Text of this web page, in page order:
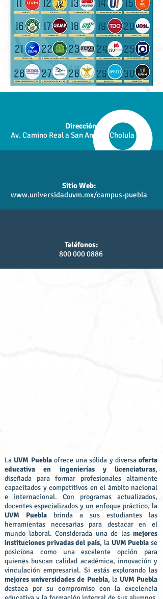
Dirección:
Av. Camino Real a San Andrés Cholula 4002
Sitio Web:
www.universidaduvm.mx/campus-puebla
Teléfonos:
800 000 0886
La UVM Pueblaofrece una sólida y diversa oferta
educativa en ingenierías y licenciaturas,
diseñada para formar profesionales altamente
capacitados y competitivos en el ámbito nacional
e internacional. Con programas actualizados,
docentes especializados y un enfoque práctico, la
UVM Puebla brinda a sus estudiantes las
herramientas necesarias para destacar en el
mundo laboral. Considerada una de las mejores
instituciones privadas del país, la UVM Puebla se
posiciona como una excelente opción para
quienes buscan calidad académica, innovación y
vinculación empresarial. Si estás explorando las
mejores universidades de Puebla, la UVM Puebla
destaca por su compromiso con la excelencia